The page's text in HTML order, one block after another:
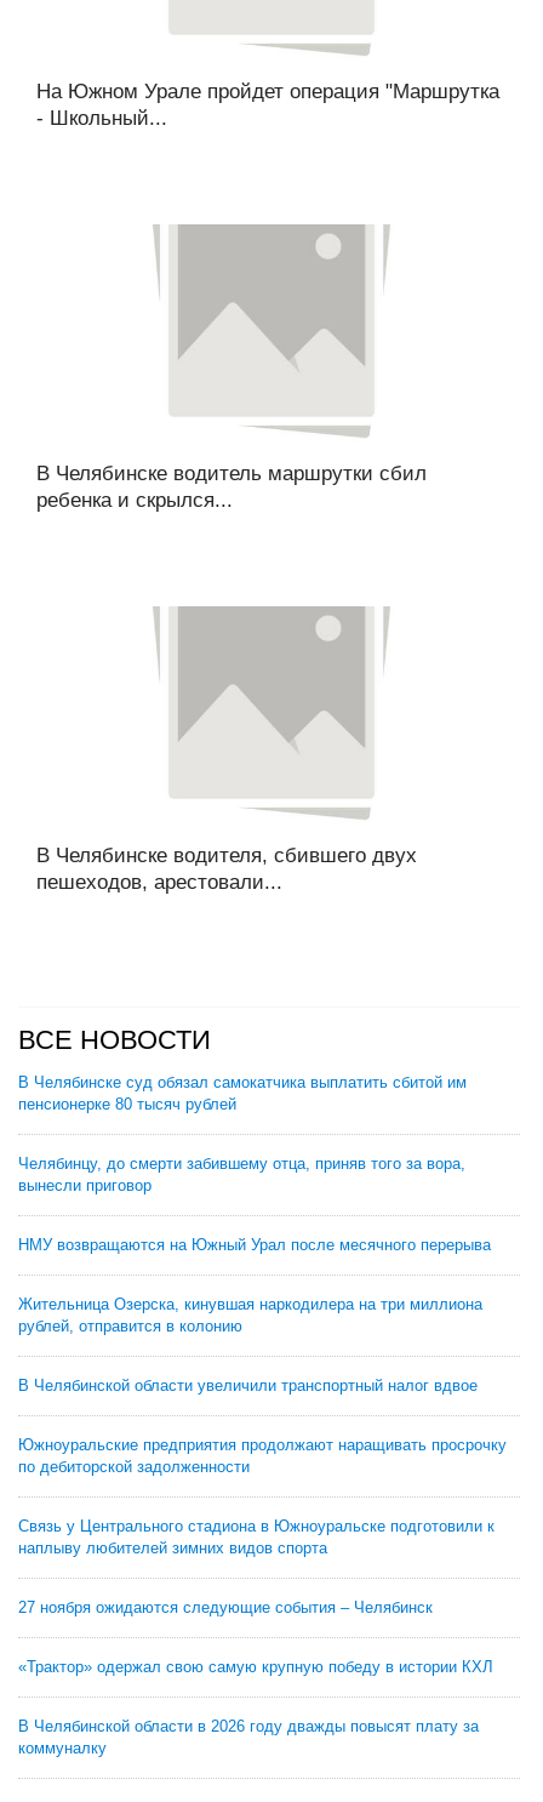
На Южном Урале пройдет операция "Маршрутка
- Школьный...
В Челябинске водитель маршрутки сбил
ребенка и скрылся...
В Челябинске водителя, сбившего двух
пешеходов, арестовали...
ВСЕ НОВОСТИ
В Челябинске суд обязал самокатчика выплатить сбитой им
пенсионерке 80 тысяч рублей
Челябинцу, до смерти забившему отца, приняв того за вора,
вынесли приговор
НМУ возвращаются на Южный Урал после месячного перерыва
Жительница Озерска, кинувшая наркодилера на три миллиона
рублей, отправится в колонию
В Челябинской области увеличили транспортный налог вдвое
Южноуральские предприятия продолжают наращивать просрочку
по дебиторской задолженности
Связь у Центрального стадиона в Южноуральске подготовили к
наплыву любителей зимних видов спорта
27 ноября ожидаются следующие события – Челябинск
«Трактор» одержал свою самую крупную победу в истории КХЛ
В Челябинской области в 2026 году дважды повысят плату за
коммуналку